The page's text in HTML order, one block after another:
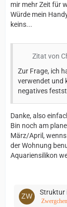
mir mehr Zeit für
Würde mein
keins...
Zitat von
Zur Frage, ich
verwendet und
negatives
Danke, also
Bin noch am
März/April,
der Wohnung
Aquariensilikon
Struktur
Zwergchen